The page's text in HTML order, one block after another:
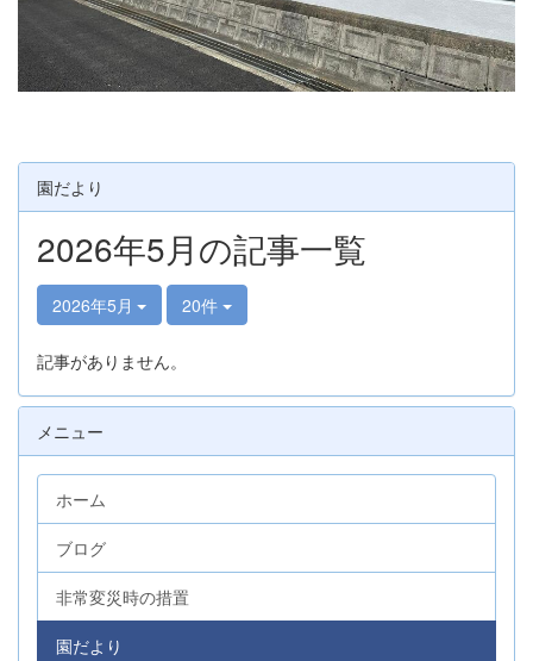
園だより
2026年5月の記事一覧
2026年5月 20件
記事がありません。
メニュー
ホーム
ブログ
非常変災時の措置
園だより